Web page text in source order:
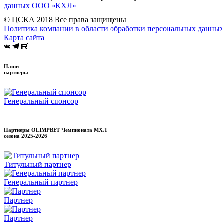
данных ООО «КХЛ»
© ЦСКА 2018 Все права защищены
Политика компании в области обработки персональных
Карта сайта
Наши
партнеры
Генеральный спонсор
Партнеры OLIMPBET Чемпионата МХЛ
сезона 2025-2026
Титульный партнер
Генеральный партнер
Партнер
Партнер